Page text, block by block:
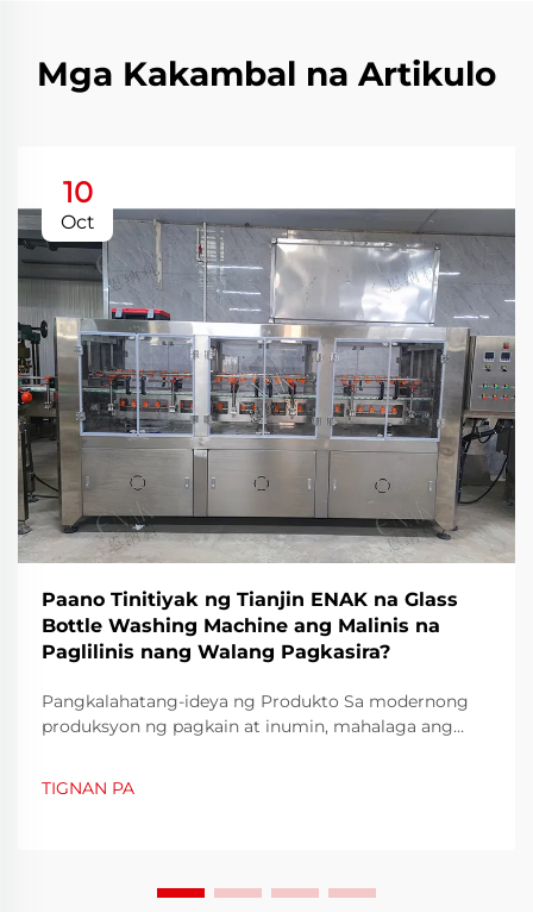
Mga Kakambal na Artikulo
10
Oct
Paano Tinitiyak ng Tianjin ENAK na Glass
Bottle Washing Machine ang Malinis na
Paglilinis nang Walang Pagkasira?
Pangkalahatang-ideya ng Produkto Sa modernong
produksyon ng pagkain at inumin, mahalaga ang
TIGNAN PA